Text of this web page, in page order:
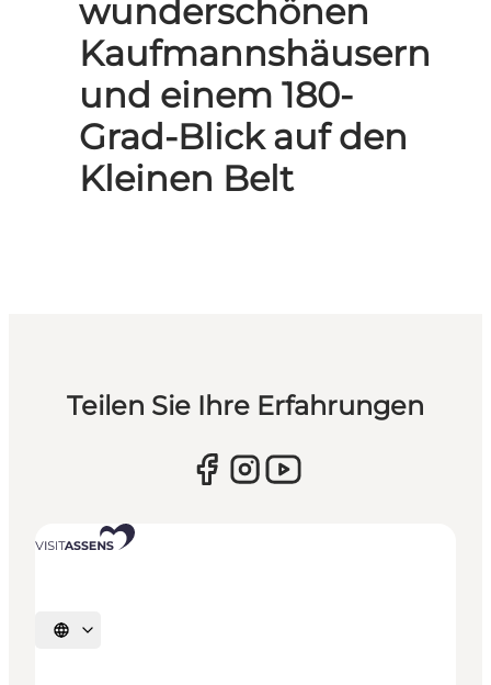
wunderschönen
Kaufmannshäusern
und einem 180-
Grad-Blick auf den
Kleinen Belt
Teilen Sie Ihre Erfahrungen
Sprache auswählen